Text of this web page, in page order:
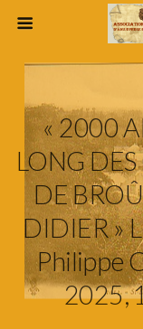
« 2000
LONG
DE
DIDIER »
Philippe
2025,